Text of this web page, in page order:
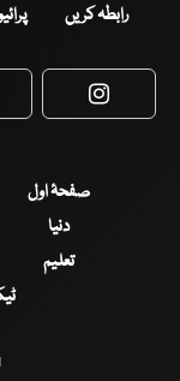
رابطہ کریں
صفحۂ اول
دنیا
تعلیم